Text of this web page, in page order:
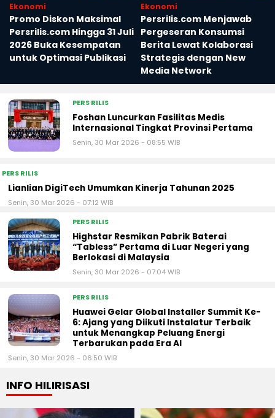
Ekonomi
Promo Diskon Maksimal
Persrilis.com Hingga 31 Juli
2026 Buka Kesempatan
untuk Optimasi Publikasi
Ekonomi
Persrilis.com Menjawab
Pergeseran Konsumsi
Berita Lewat Kolaborasi
Strategis dengan New
Media Network
PERS RILIS
Foshan Luncurkan Fasilitas Medis
Internasional Tingkat Provinsi Pertama
Senin, 30 Mar 2026 - 08:55 WIB
PERS RILIS
Lianlian DigiTech Umumkan Kinerja Tahunan 2025
Senin, 30 Mar 2026 - 07:12 WIB
PERS RILIS
Highstar Resmikan Pabrik Baterai
“Tabless” Pertama di Luar Negeri yang
Berlokasi di Malaysia
Senin, 30 Mar 2026 - 07:04 WIB
PERS RILIS
Huawei Gelar Global Installer Summit Ke-
6: Ajang yang Diikuti Instalatur Terbaik
untuk Menangkap Peluang Energi
Terbarukan pada Era AI
Senin, 30 Mar 2026 - 06:50 WIB
INFO HILIRISASI